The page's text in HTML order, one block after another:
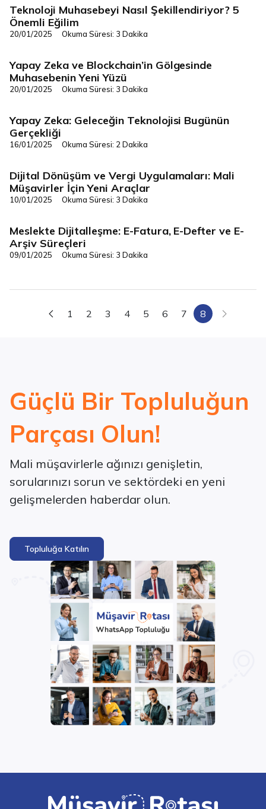
Dijital Dönüşüm
Teknoloji Muhasebeyi Nasıl Şekillendiriyor? 5
Önemli Eğilim
20/01/2025 Okuma Süresi: 3 Dakika
Dijital Dönüşüm
Yapay Zeka ve Blockchain’in Gölgesinde
Muhasebenin Yeni Yüzü
20/01/2025 Okuma Süresi: 3 Dakika
Dijital Dönüşüm
Yapay Zeka: Geleceğin Teknolojisi Bugünün
Gerçekliği
16/01/2025 Okuma Süresi: 2 Dakika
Dijital Dönüşüm
Dijital Dönüşüm ve Vergi Uygulamaları: Mali
Müşavirler İçin Yeni Araçlar
10/01/2025 Okuma Süresi: 3 Dakika
Dijital Dönüşüm
Meslekte Dijitalleşme: E-Fatura, E-Defter ve E-
Arşiv Süreçleri
09/01/2025 Okuma Süresi: 3 Dakika
1 2 3 4 5 6 7 8
Güçlü Bir Topluluğun
Parçası Olun!
Mali müşavirlerle ağınızı genişletin,
sorularınızı sorun ve sektördeki en yeni
gelişmelerden haberdar olun.
Topluluğa Katılın